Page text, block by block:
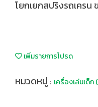
โยกเยกสปริงรถเคร
เพิ่มรายการโปรด
หมวดหมู่ : เครื่องเล่นเด็